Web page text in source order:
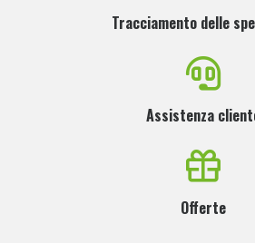
Tracciamento delle
Assistenza
Offerte